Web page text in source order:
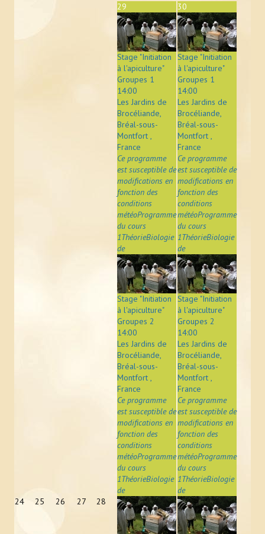
24 25 26 27 28
29
Stage "Initiation
à l'apiculture"
Groupes 1
14:00
Les Jardins de
Brocéliande,
Bréal-sous-
Montfort ,
France
Ce programme
est susceptible de
modifications en
fonction des
conditions
météoProgramme
du cours
1ThéorieBiologie
de
Stage "Initiation
à l'apiculture"
Groupes 2
14:00
Les Jardins de
Brocéliande,
Bréal-sous-
Montfort ,
France
Ce programme
est susceptible de
modifications en
fonction des
conditions
météoProgramme
du cours
1ThéorieBiologie
de
30
Stage "Initiation
à l'apiculture"
Groupes 1
14:00
Les Jardins de
Brocéliande,
Bréal-sous-
Montfort ,
France
Ce programme
est susceptible de
modifications en
fonction des
conditions
météoProgramme
du cours
1ThéorieBiologie
de
Stage "Initiation
à l'apiculture"
Groupes 2
14:00
Les Jardins de
Brocéliande,
Bréal-sous-
Montfort ,
France
Ce programme
est susceptible de
modifications en
fonction des
conditions
météoProgramme
du cours
1ThéorieBiologie
de